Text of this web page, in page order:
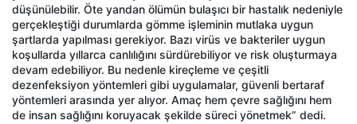
düşünülebilir. Öte yandan ölümün bulaşıcı bir hastalık nedeniyle
gerçekleştiği durumlarda gömme işleminin mutlaka uygun
şartlarda yapılması gerekiyor. Bazı virüs ve bakteriler uygun
koşullarda yıllarca canlılığını sürdürebiliyor ve risk oluşturmaya
devam edebiliyor. Bu nedenle kireçleme ve çeşitli
dezenfeksiyon yöntemleri gibi uygulamalar, güvenli bertaraf
yöntemleri arasında yer alıyor. Amaç hem çevre sağlığını hem
de insan sağlığını koruyacak şekilde süreci yönetmek” dedi.